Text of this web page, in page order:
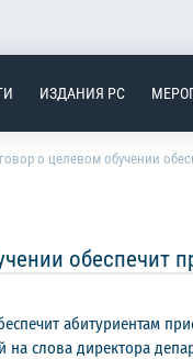
ИЗДАНИЯ РС
о целевом обучении
обеспечит
абитуриентам
слова директора